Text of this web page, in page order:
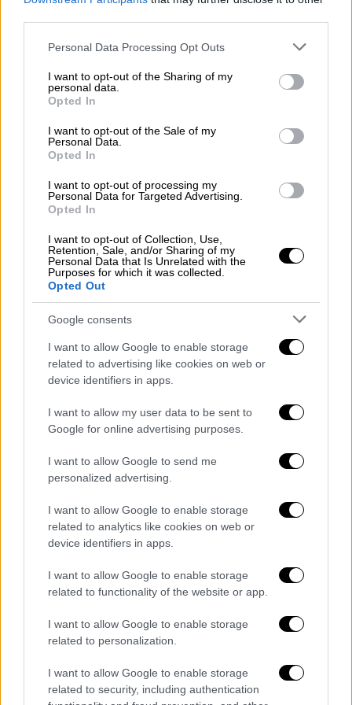
Please note that this website/app uses one or more Google
not limited to your visit or usage behaviour. You may click to
grant or deny consent to Google and its third-party tags to
use your data for below specified purposes in below Google
consent section.
Personal Data Processing Opt Outs
I want to opt-out of the Sharing of my
personal data.
Opted In
I want to opt-out of the Sale of my
Personal Data.
Opted In
I want to opt-out of processing my
Personal Data for Targeted Advertising.
Opted In
I want to opt-out of Collection, Use,
Retention, Sale, and/or Sharing of my
Personal Data that Is Unrelated with the
Purposes for which it was collected.
Opted Out
Google consents
I want to allow Google to enable storage
related to advertising like cookies on web or
device identifiers in apps.
I want to allow my user data to be sent to
Google for online advertising purposes.
I want to allow Google to send me
personalized advertising.
I want to allow Google to enable storage
related to analytics like cookies on web or
device identifiers in apps.
I want to allow Google to enable storage
related to functionality of the website or app.
I want to allow Google to enable storage
related to personalization.
I want to allow Google to enable storage
related to security, including authentication
ετεροκαθορισμού. Φερόμασταν με άγχος μη
τυχόν και δεν φανούμε πολύ αντιδεξιοί και
υστερήσουμε από τον αποδεκατισμένο
Μ΄ αυτό τον τρόπο χάσαμε εντελώς την
φωνή διαμαρτυρίας που δεν ξεχώριζε και
πολύ από άλλες δυνάμεις της
Έτσι δώσαμε χώρο στον ΣΥΡΙΖΑ, χάσαμε σε
κυβερνησιμότητα και αυτό εκφραζόταν
έντονα στους σχετικούς δείκτες του
Προέδρου. Εμείς όμως είμαστε ένα κόμμα